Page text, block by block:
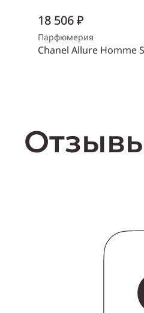
18 506 ₽
Парфюмерия
Chanel Allure Homme